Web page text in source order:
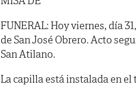
FUNERAL: Hoy viernes, día
de San José Obrero. Acto
San Atilano.
La capilla está instalada en el